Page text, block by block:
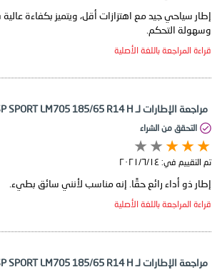
إطار سياحي جيد مع اهتزازات أقل، ويتميز بكفاءة
وسهولة التحكم.
قراءة المراجعة باللغة الأصلية
مراجعة الإطارات لـ Dunlop SP SPORT LM705 185/65 R14 H
التحقق من الشراء
تم التقييم في: ١٤‏/٦‏/٢٠٢١
إطار ذو أداء رائع حقًا. إنه مناسب لأنني سائق بطيء.
قراءة المراجعة باللغة الأصلية
مراجعة الإطارات لـ Dunlop SP SPORT LM705 185/65 R14 H